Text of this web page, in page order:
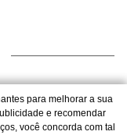
para melhorar a sua
e recomendar
você concorda com tal